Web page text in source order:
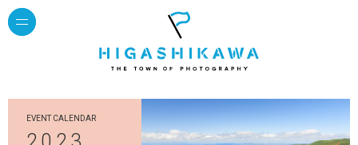
EVENT CALENDAR